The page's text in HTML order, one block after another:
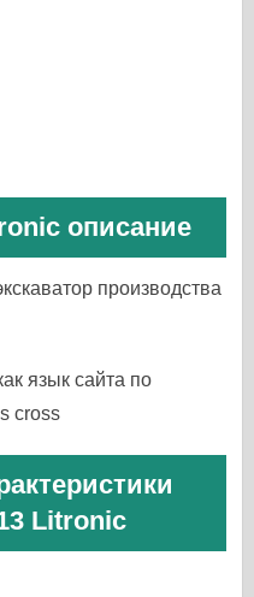
описание
производства
язык сайта по
cross
Litronic